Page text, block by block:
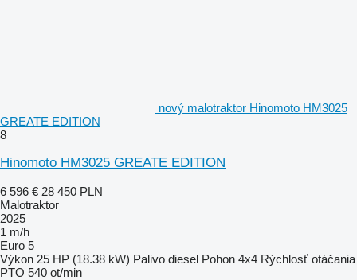
nový malotraktor Hinomoto HM3025
GREATE EDITION
8
Hinomoto HM3025 GREATE EDITION
6 596 € 28 450 PLN
Malotraktor
2025
1 m/h
Euro 5
Výkon 25 HP (18.38 kW) Palivo diesel Pohon 4x4 Rýchlosť otáčania
PTO 540 ot/min